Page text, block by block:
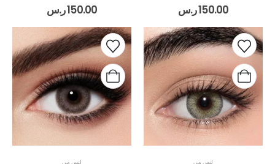
0
out of 5
150.00ر.س 0
out of 5
150.00ر.س
لنس مي لنس مي